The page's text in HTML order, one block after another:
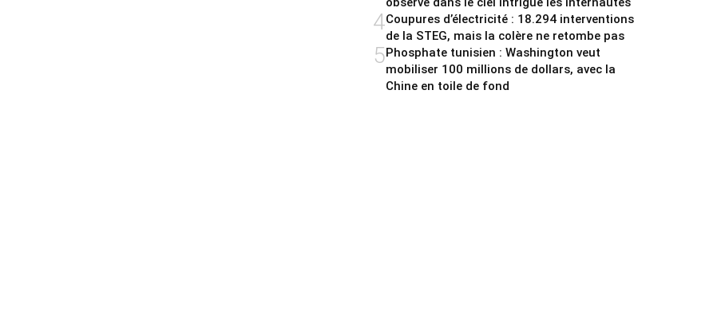
4Coupures d’électricité : 18.294 interventions
de la STEG, mais la colère ne retombe pas
5Phosphate tunisien : Washington veut
mobiliser 100 millions de dollars, avec la
Chine en toile de fond